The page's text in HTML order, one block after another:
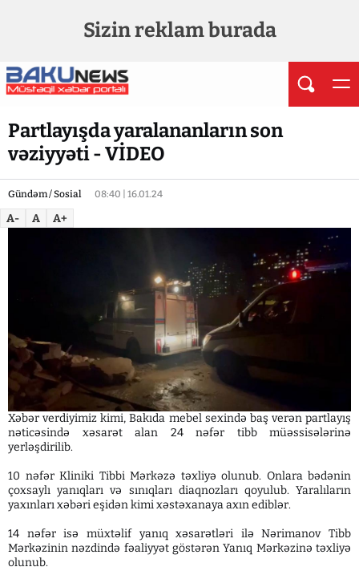
Sizin reklam burada
Partlayışda yaralananların son
vəziyyəti - VİDEO
Gündəm / Sosial 08:40 | 16.01.24
A- A A+
Xəbər verdiyimiz kimi, Bakıda mebel sexində baş verən partlayış
nəticəsində xəsarət alan 24 nəfər tibb müəssisələrinə
yerləşdirilib.
10 nəfər Kliniki Tibbi Mərkəzə təxliyə olunub. Onlara bədənin
çoxsaylı yanıqları və sınıqları diaqnozları qoyulub. Yaralıların
yaxınları xəbəri eşidən kimi xəstəxanaya axın ediblər.
14 nəfər isə müxtəlif yanıq xəsarətləri ilə Nərimanov Tibb
Mərkəzinin nəzdində fəaliyyət göstərən Yanıq Mərkəzinə təxliyə
olunub.